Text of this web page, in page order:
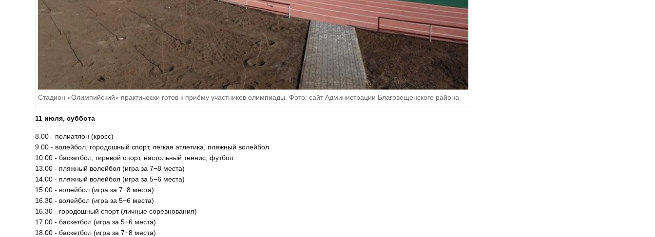
Стадион «Олимпийский» практически готов к приёму участников олимпиады. Фото: сайт Администрации Благовещенского района
11 июля, суббота
8.00 - полиатлон (кросс)
9.00 - волейбол, городошный спорт, легкая атлетика, пляжный волейбол
10.00 - баскетбол, гиревой спорт, настольный теннис, футбол
13.00 - пляжный волейбол (игра за 7−8 места)
14.00 - пляжный волейбол (игра за 5−6 места)
15.00 - волейбол (игра за 7−8 места)
16.30 - волейбол (игра за 5−6 места)
16.30 - городошный спорт (личные соревнования)
17.00 - баскетбол (игра за 5−6 места)
18.00 - баскетбол (игра за 7−8 места)